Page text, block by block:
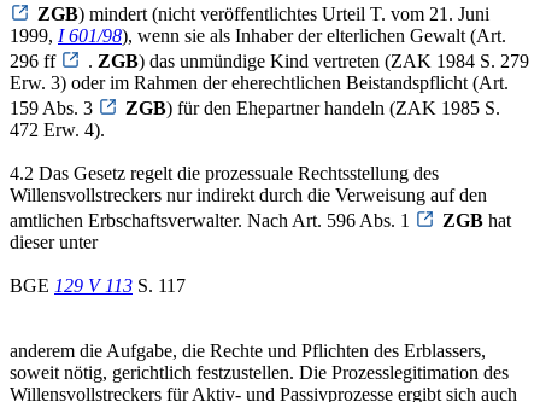
ZGB) mindert (nicht veröffentlichtes Urteil T. vom 21. Juni
1999, I 601/98), wenn sie als Inhaber der elterlichen Gewalt (Art.
296 ff
. ZGB) das unmündige Kind vertreten (ZAK 1984 S. 279
Erw. 3) oder im Rahmen der eherechtlichen Beistandspflicht (Art.
159 Abs. 3
ZGB) für den Ehepartner handeln (ZAK 1985 S.
472 Erw. 4).
4.2 Das Gesetz regelt die prozessuale Rechtsstellung des
Willensvollstreckers nur indirekt durch die Verweisung auf den
amtlichen Erbschaftsverwalter. Nach Art. 596 Abs. 1
ZGB hat
dieser unter
BGE 129 V 113 S. 117
anderem die Aufgabe, die Rechte und Pflichten des Erblassers,
soweit nötig, gerichtlich festzustellen. Die Prozesslegitimation des
Willensvollstreckers für Aktiv- und Passivprozesse ergibt sich auch